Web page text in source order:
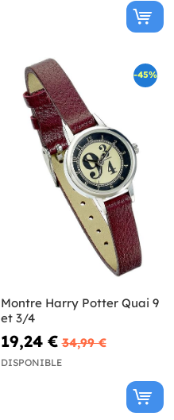
-45%
Montre Harry Potter Quai 9
et 3/4
19,24 € 34,99 €
DISPONIBLE